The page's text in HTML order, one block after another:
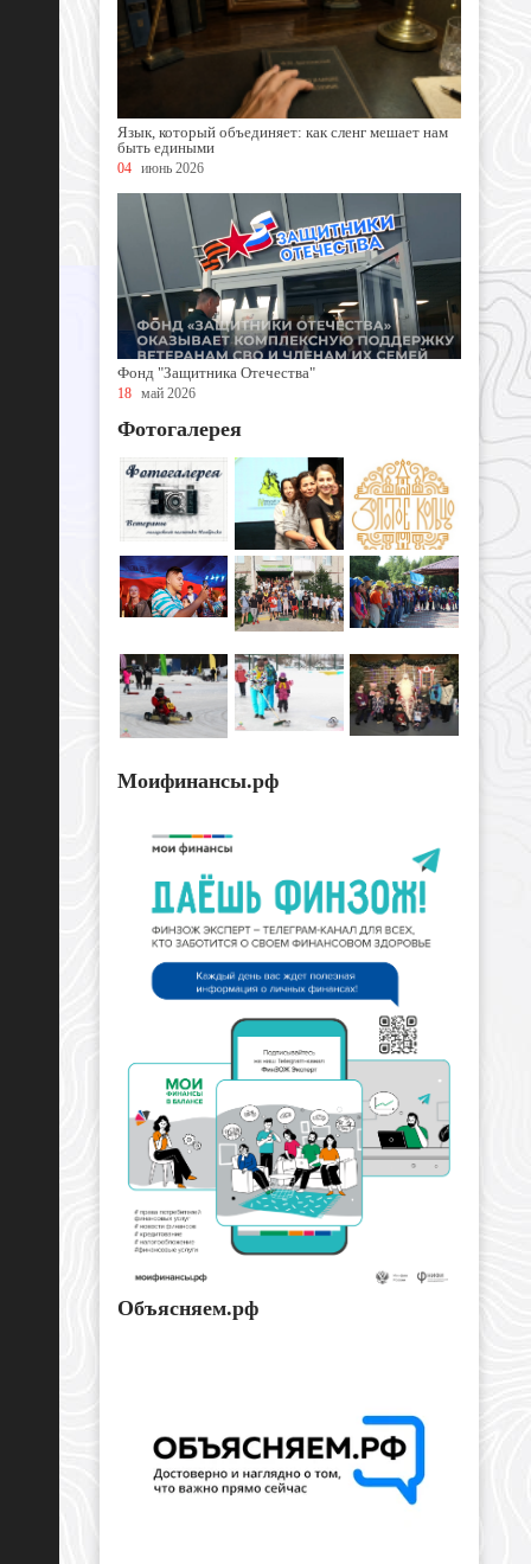
Язык, который объединяет: как сленг мешает нам
быть едиными
04 июнь 2026
Фонд "Защитника Отечества"
18 май 2026
Фотогалерея
Моифинансы.рф
Объясняем.рф